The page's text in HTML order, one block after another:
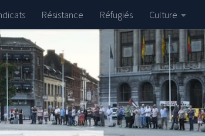
Résistance Réfugiés Culture